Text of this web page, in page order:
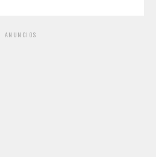
ANUNCIOS